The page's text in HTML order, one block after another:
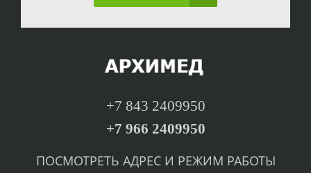
+7 843 2409950
+7 966 2409950
ПОСМОТРЕТЬ АДРЕС И РЕЖИМ РАБОТЫ